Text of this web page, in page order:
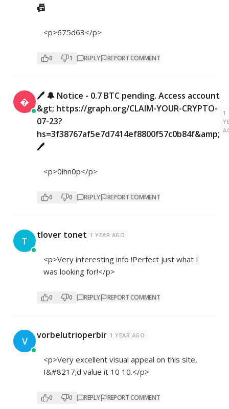
📠
<p>675d63</p>
0 1 REPLY REPORT COMMENT

🖊 🔔 Notice - 0.7 BTC pending. Access account
&gt; https://graph.org/CLAIM-YOUR-CRYPTO-
07-23?
hs=3f38767af5e7d7414ef8800f57c0b84f&amp;
🖊
1
<p>0ihn0p</p>
0 0 REPLY REPORT COMMENT
T tlover tonet 1 YEAR AGO
<p>Very interesting info !Perfect just what I
was looking for!</p>
0 0 REPLY REPORT COMMENT
V vorbelutrioperbir 1 YEAR AGO
<p>Very excellent visual appeal on this site,
I&#8217;d value it 10 10.</p>
0 0 REPLY REPORT COMMENT